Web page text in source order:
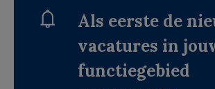
Als eerste de
vacatures in
functiegebied